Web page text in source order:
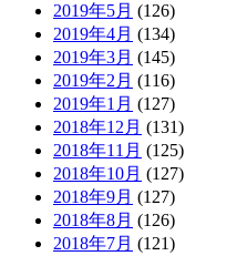
2019年5月 (126)
2019年4月 (134)
2019年3月 (145)
2019年2月 (116)
2019年1月 (127)
2018年12月 (131)
2018年11月 (125)
2018年10月 (127)
2018年9月 (127)
2018年8月 (126)
2018年7月 (121)